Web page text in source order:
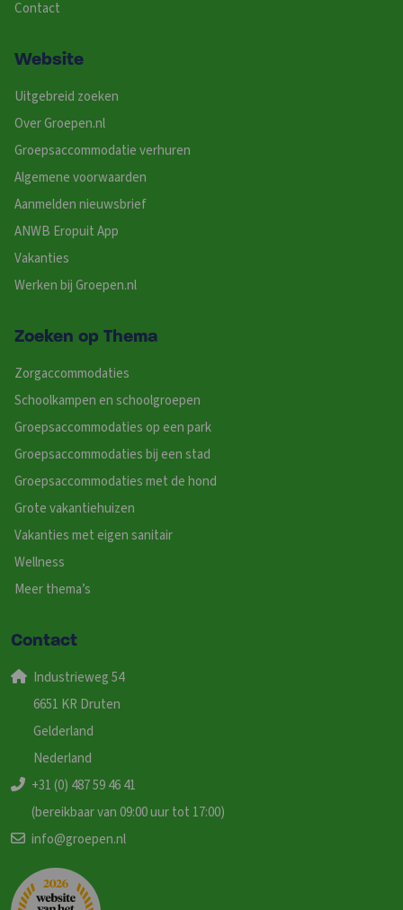
Contact
Website
Uitgebreid zoeken
Over Groepen.nl
Groepsaccommodatie verhuren
Algemene voorwaarden
Aanmelden nieuwsbrief
ANWB Eropuit App
Vakanties
Werken bij Groepen.nl
Zoeken op Thema
Zorgaccommodaties
Schoolkampen en schoolgroepen
Groepsaccommodaties op een park
Groepsaccommodaties bij een stad
Groepsaccommodaties met de hond
Grote vakantiehuizen
Vakanties met eigen sanitair
Wellness
Meer thema’s
Contact
Industrieweg 54
6651 KR Druten
Gelderland
Nederland
+31 (0) 487 59 46 41
(bereikbaar van 09:00 uur tot 17:00)
info@groepen.nl